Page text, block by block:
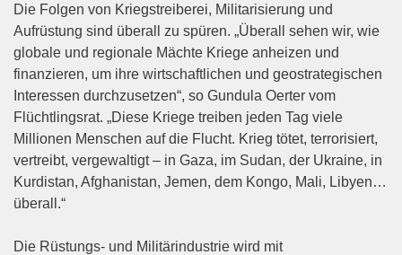
Die Folgen von Kriegstreiberei, Militarisierung und
Aufrüstung sind überall zu spüren. „Überall sehen wir, wie
globale und regionale Mächte Kriege anheizen und
finanzieren, um ihre wirtschaftlichen und geostrategischen
Interessen durchzusetzen“, so Gundula Oerter vom
Flüchtlingsrat. „Diese Kriege treiben jeden Tag viele
Millionen Menschen auf die Flucht. Krieg tötet, terrorisiert,
vertreibt, vergewaltigt – in Gaza, im Sudan, der Ukraine, in
Kurdistan, Afghanistan, Jemen, dem Kongo, Mali, Libyen…
überall.“
Die Rüstungs- und Militärindustrie wird mit